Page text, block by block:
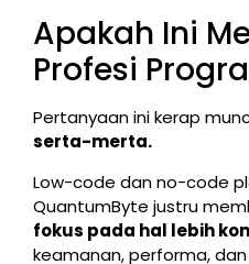
Apakah Ini
Profesi
Pertanyaan ini kerap
serta-merta.
Low-code dan no-code
QuantumByte justru
fokus pada hal lebih
keamanan, performa,